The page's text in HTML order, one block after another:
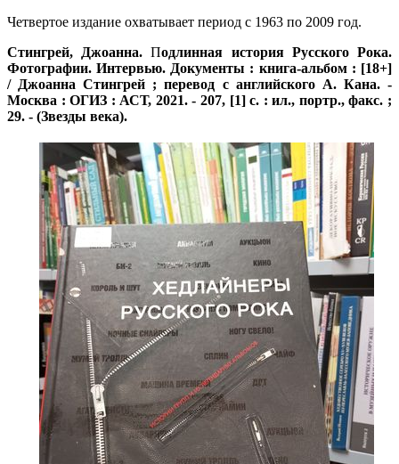
Четвертое издание охватывает период с 1963 по 2009 год.
Стингрей, Джоанна. Подлинная история Русского Рока.
Фотографии. Интервью. Документы : книга-альбом : [18+]
/ Джоанна Стингрей ; перевод с английского А. Кана. -
Москва : ОГИЗ : АСТ, 2021. - 207, [1] с. : ил., портр., факс. ;
29. - (Звезды века).